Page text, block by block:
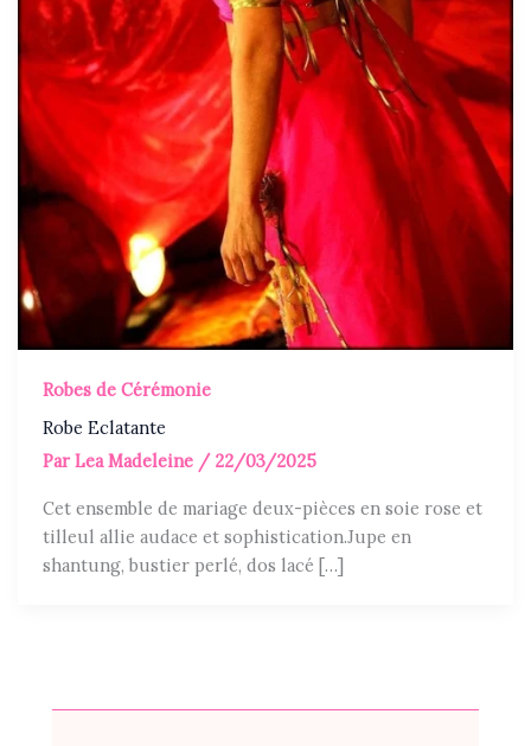
Robes de Cérémonie
Robe Eclatante
ParLea Madeleine / 22/03/2025
Cet ensemble de mariage deux-pièces en soie rose et
tilleul allie audace et sophistication.Jupe en
shantung, bustier perlé, dos lacé […]